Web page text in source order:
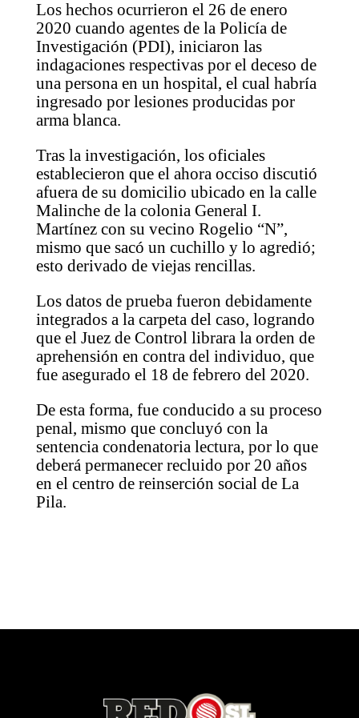
Los hechos ocurrieron el 26 de enero
2020 cuando agentes de la Policía de
Investigación (PDI), iniciaron las
indagaciones respectivas por el deceso de
una persona en un hospital, el cual habría
ingresado por lesiones producidas por
arma blanca.
Tras la investigación, los oficiales
establecieron que el ahora occiso discutió
afuera de su domicilio ubicado en la calle
Malinche de la colonia General I.
Martínez con su vecino Rogelio “N”,
mismo que sacó un cuchillo y lo agredió;
esto derivado de viejas rencillas.
Los datos de prueba fueron debidamente
integrados a la carpeta del caso, logrando
que el Juez de Control librara la orden de
aprehensión en contra del individuo, que
fue asegurado el 18 de febrero del 2020.
De esta forma, fue conducido a su proceso
penal, mismo que concluyó con la
sentencia condenatoria lectura, por lo que
deberá permanecer recluido por 20 años
en el centro de reinserción social de La
Pila.